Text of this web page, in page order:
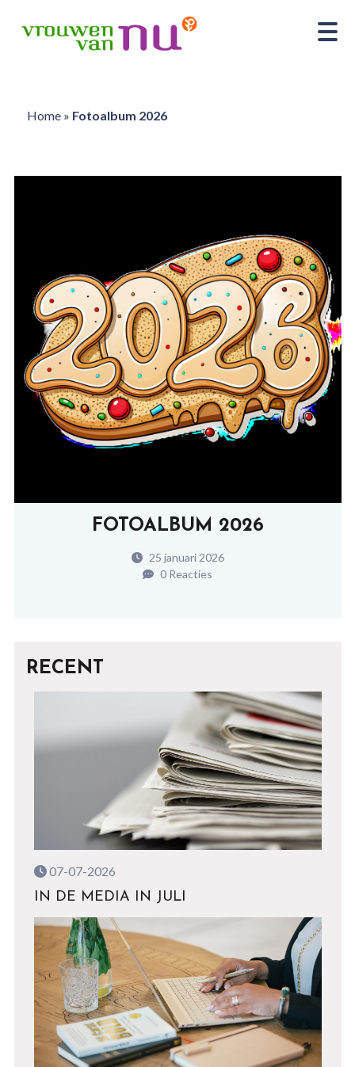
Home» Fotoalbum 2026
FOTOALBUM 2026
25 januari 2026
0 Reacties
RECENT
07-07-2026
IN DE MEDIA IN JULI